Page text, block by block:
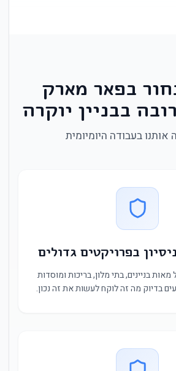
בפאר מארק
בבניין יוקרה
בעבודה היומיומית
בניינים, בתי מלון, בריכות ומוסדות
בדיוק מה זה לוקח לעשות את זה נכון.